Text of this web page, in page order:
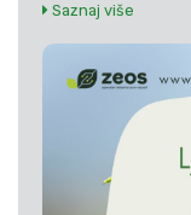
Saznaj više